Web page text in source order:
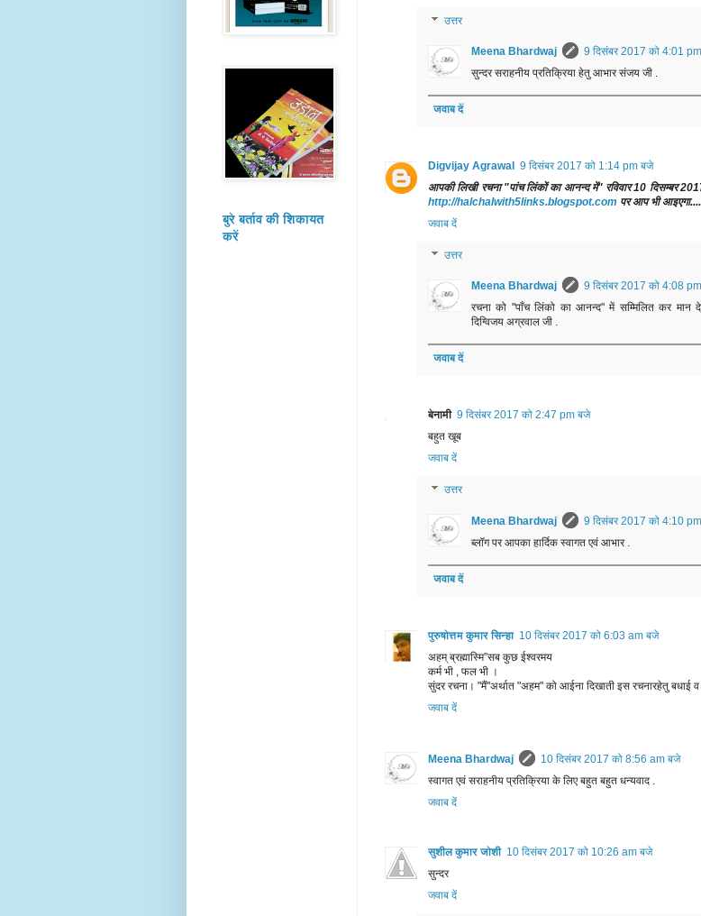
उत्तर
Meena Bhardwaj
9 दिसंबर 2017 को 4:01
सुन्दर सराहनीय प्रतिक्रिया‎ हेतु आभार संजय जी .
जवाब दें
Digvijay Agrawal
9 दिसंबर 2017 को 1:14 pm बजे
आपकी लिखी रचना "पांच लिंकों का आनन्द में" रविवार 10 दिसम्बर
http://halchalwith5links.blogspot.com पर आप भी
जवाब दें
उत्तर
Meena Bhardwaj
9 दिसंबर 2017 को 4:08
रचना‎ को "पाँच लिंको का आनन्द‎" में सम्मिलित कर
दिग्विजय अग्रवाल जी .
जवाब दें
बेनामी 9 दिसंबर 2017 को 2:47 pm बजे
बहुत खूब
जवाब दें
उत्तर
Meena Bhardwaj
9 दिसंबर 2017 को 4:10
ब्लॉग पर आपका हार्दिक स्वागत एवं‎ आभार .
जवाब दें
पुरुषोत्तम कुमार सिन्हा 10 दिसंबर 2017 को 6:03 am बजे
अहम् ब्रह्मास्मि”सब कुछ ईश्वर‎मय
कर्म भी , फल भी ।
सुंदर रचना। "मैं"अर्थात "अहम" को आईना दिखाती इस रचनारहेतु बधाई
जवाब दें
Meena Bhardwaj
10 दिसंबर 2017 को 8:56 am बजे
स्वागत एवं सराहनीय प्रति‎क्रिया के लिए‎ बहुत बहुत‎ धन्यवाद .
जवाब दें
सुशील कुमार जोशी 10 दिसंबर 2017 को 10:26 am बजे
सुन्दर
जवाब दें
बुरे बर्ताव की शिकायत
करें